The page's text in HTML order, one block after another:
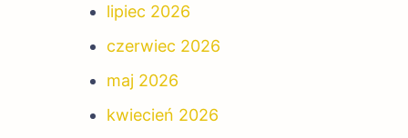
lipiec 2026
czerwiec 2026
maj 2026
kwiecień 2026